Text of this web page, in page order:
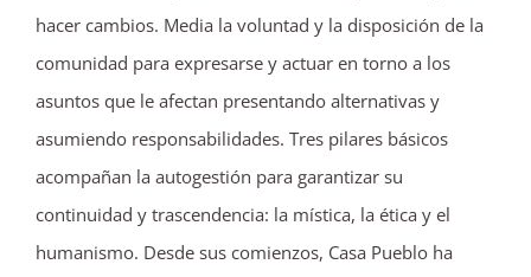
hacer cambios. Media la voluntad y la disposición de la
comunidad para expresarse y actuar en torno a los
asuntos que le afectan presentando alternativas y
asumiendo responsabilidades. Tres pilares básicos
acompañan la autogestión para garantizar su
continuidad y trascendencia: la mística, la ética y el
humanismo. Desde sus comienzos, Casa Pueblo ha